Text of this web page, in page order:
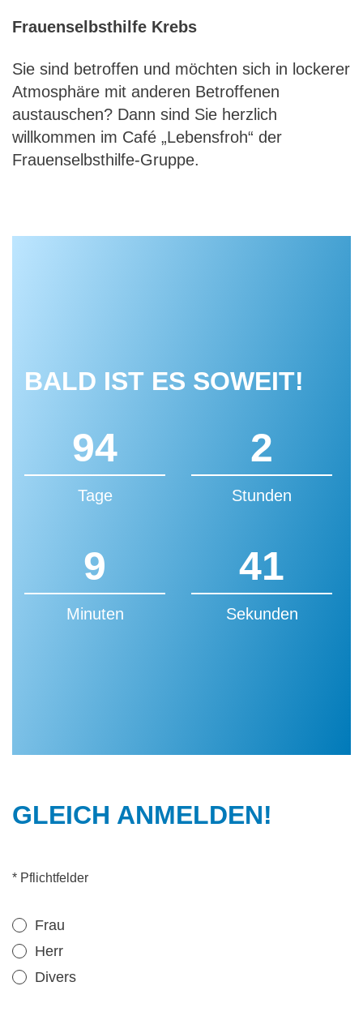
Frauenselbsthilfe Krebs
Sie sind betroffen und möchten sich in lockerer
Atmosphäre mit anderen Betroffenen
austauschen? Dann sind Sie herzlich
willkommen im Café „Lebensfroh“ der
Frauenselbsthilfe-Gruppe.
BALD IST ES SOWEIT!
94
Tage
2
Stunden
9
Minuten
40
Sekunden
GLEICH ANMELDEN!
* Pflichtfelder
Frau
Herr
Divers